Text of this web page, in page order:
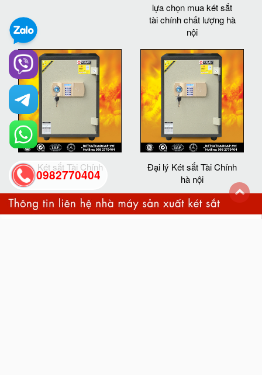
lựa chọn mua két sắt
tài chính chất lượng hà
nội
Két sắt Tài Chính
Đại lý Két sắt Tài Chính
hà nội
0982770404
back